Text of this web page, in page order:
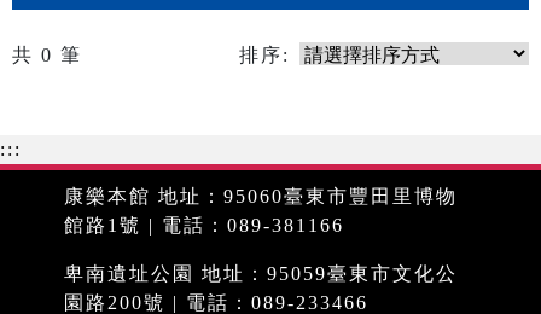
共 0 筆 排序:
:::
康樂本館 地址：95060臺東市豐田里博物
館路1號 | 電話：089-381166
卑南遺址公園 地址：95059臺東市文化公
園路200號 | 電話：089-233466